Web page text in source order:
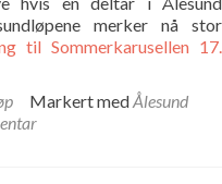
merker nå stor
til Sommerkarusellen 17.
Markert medÅlesund